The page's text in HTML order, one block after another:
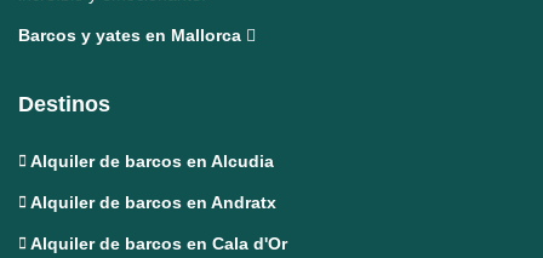
Barcos y yates en Mallorca
Destinos
Alquiler de barcos en Alcudia
Alquiler de barcos en Andratx
Alquiler de barcos en Cala d'Or